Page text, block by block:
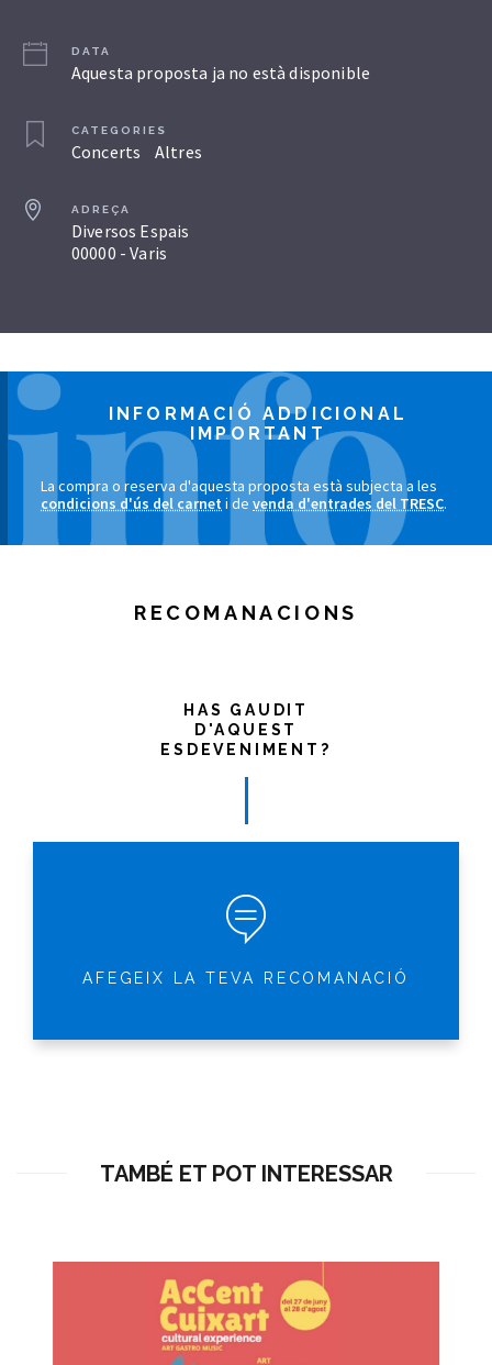
DATA
Aquesta proposta ja no està disponible
CATEGORIES
Concerts Altres
ADREÇA
Diversos Espais
00000 - Varis
INFORMACIÓ ADDICIONAL
IMPORTANT
La compra o reserva d'aquesta proposta està subjecta a les
condicions d'ús del carneti de venda d'entrades del TRESC.
RECOMANACIONS
HAS GAUDIT
D'AQUEST
ESDEVENIMENT?
AFEGEIX LA TEVA RECOMANACIÓ
TAMBÉ ET POT INTERESSAR